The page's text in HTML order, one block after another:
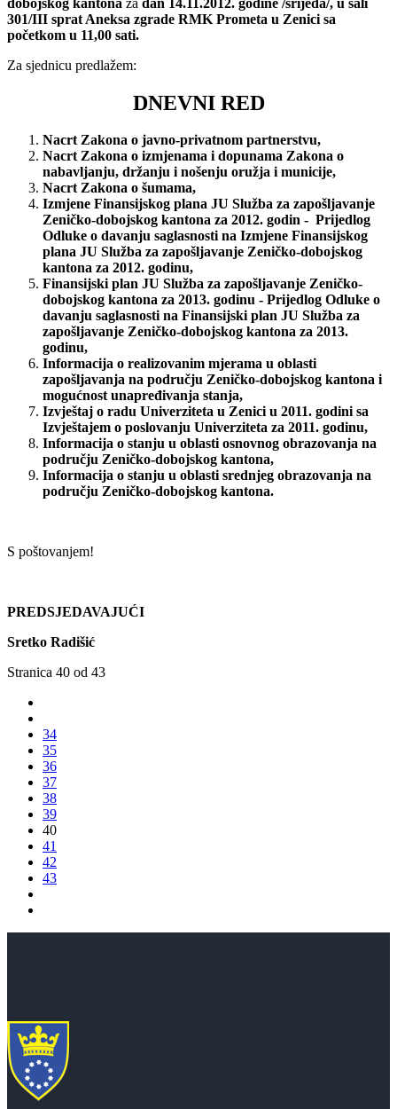
301/III sprat Aneksa zgrade RMK Prometa u Zenici sa
početkom u 11,00 sati.
Za sjednicu predlažem:
DNEVNI RED
Nacrt Zakona o javno-privatnom partnerstvu,
Nacrt Zakona o izmjenama i dopunama Zakona o
nabavljanju, držanju i nošenju oružja i municije,
Nacrt Zakona o šumama,
Izmjene Finansijskog plana JU Služba za zapošljavanje
Zeničko-dobojskog kantona za 2012. godin - Prijedlog
Odluke o davanju saglasnosti na Izmjene Finansijskog
plana JU Služba za zapošljavanje Zeničko-dobojskog
kantona za 2012. godinu,
Finansijski plan JU Služba za zapošljavanje Zeničko-
dobojskog kantona za 2013. godinu - Prijedlog Odluke o
davanju saglasnosti na Finansijski plan JU Služba za
zapošljavanje Zeničko-dobojskog kantona za 2013.
godinu,
Informacija o realizovanim mjerama u oblasti
zapošljavanja na području Zeničko-dobojskog kantona i
mogućnost unapređivanja stanja,
Izvještaj o radu Univerziteta u Zenici u 2011. godini sa
Izvještajem o poslovanju Univerziteta za 2011. godinu,
Informacija o stanju u oblasti osnovnog obrazovanja na
području Zeničko-dobojskog kantona,
Informacija o stanju u oblasti srednjeg obrazovanja na
području Zeničko-dobojskog kantona.
S poštovanjem!
PREDSJEDAVAJUĆI
Sretko Radišić
Stranica 40 od 43
34
35
36
37
38
39
40
41
42
43